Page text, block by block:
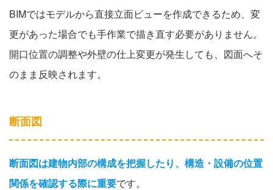
BIMではモデルから直接立面ビューを作成できるため、変
更があった場合でも手作業で描き直す必要がありません。
開口位置の調整や外壁の仕上変更が発生しても、図面へそ
のまま反映されます。
断面図
断面図は建物内部の構成を把握したり、構造・設備の位置
関係を確認する際に重要です。